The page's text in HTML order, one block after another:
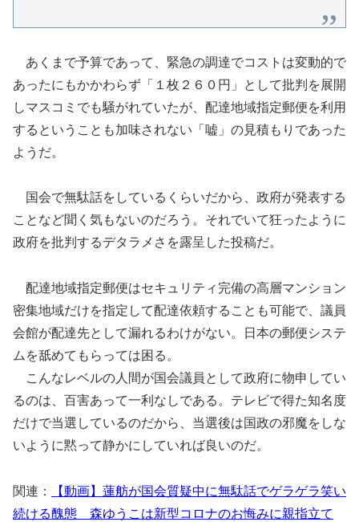
あくまで予算であって、緊急の調達でコストは変動的で
あったにもかかわらず「１枚２６０円」として批判を展開
しマスコミでも騒がれていたが、配達地域指定郵便を利用
するということも加味されない「嘘」の見積もりであった
ようだ。
国会で無駄話をしているくらいだから、政府が発表する
ことなど聞く気もないのだろう。それでいて狂ったように
政府を批判するデタラメさを露呈した投稿だ。
配達地域指定郵便はセキュリティ完備の高層マンション
密集地域だけを指定して配達依頼することも可能で、議員
会館が配達先として漏れるわけがない。日本の郵便システ
ムを舐めてもらっては困る。
こんなレベルの人間が国会議員として政府に物申してい
るのは、百害あって一利なしである。テレビで得た知名度
だけで当選しているのだから、当選後は国政の邪魔をしな
いように黙って静かにしていれば良いのだ。
関連：
【動画】蓮舫が国会質疑中に無駄話でゲラゲラ笑い
続ける醜態 森ゆうこは新型コロナのお悔みに親指立て